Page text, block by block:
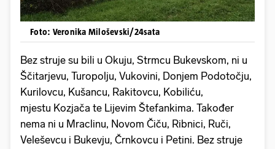
Foto: Veronika Miloševski/24sata
Bez struje su bili u Okuju, Strmcu Bukevskom, ni u
Ščitarjevu, Turopolju, Vukovini, Donjem Podotočju,
Kurilovcu, Kušancu, Rakitovcu, Kobiliću,
mjestu Kozjača te Lijevim Štefankima. Također
nema ni u Mraclinu, Novom Čiču, Ribnici, Ruči,
Veleševcu i Bukevju, Črnkovcu i Petini. Bez struje